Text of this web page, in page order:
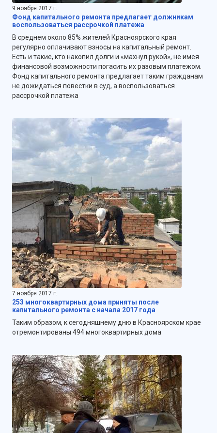
9 ноября 2017 г.
Фонд капитального ремонта предлагает должникам
воспользоваться рассрочкой платежа
В среднем около 85% жителей Красноярского края
регулярно оплачивают взносы на капитальный ремонт.
Есть и такие, кто накопил долги и «махнул рукой», не имея
финансовой возможности погасить их разовым платежом.
Фонд капитального ремонта предлагает таким гражданам
не дожидаться повестки в суд, а воспользоваться
рассрочкой платежа
7 ноября 2017 г.
253 многоквартирных дома приняты после
капитального ремонта с начала 2017 года
Таким образом, к сегодняшнему дню в Красноярском крае
отремонтированы 494 многоквартирных дома